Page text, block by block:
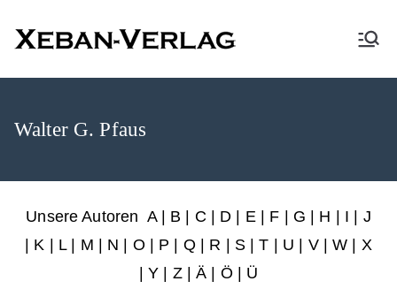
XEBAN-Verlag
Walter G. Pfaus
Unsere Autoren A| B C D E| F G H I
J
K L| M N O P Q| R S |T U V|W
X
Y Z|Ä | Ö | Ü